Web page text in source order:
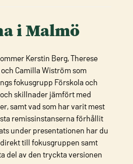
i Malmö
Kerstin Berg, Therese
Camilla Wiström som
fokusgrupp Förskola och
skillnader jämfört med
samt vad som har varit mest
remissinstanserna förhållit
under presentationen har du
till fokusgruppen samt
del av den tryckta versionen